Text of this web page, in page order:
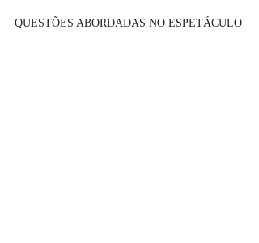
QUESTÕES ABORDADAS NO ESPETÁCULO